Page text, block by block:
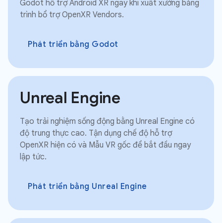
Godot hỗ trợ Android XR ngay khi xuất xưởng bằng
trình bổ trợ OpenXR Vendors.
Phát triển bằng Godot
Unreal Engine
Tạo trải nghiệm sống động bằng Unreal Engine có
độ trung thực cao. Tận dụng chế độ hỗ trợ
OpenXR hiện có và Mẫu VR gốc để bắt đầu ngay
lập tức.
Phát triển bằng Unreal Engine